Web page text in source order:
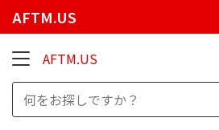
AFTM.US
AFTM.US